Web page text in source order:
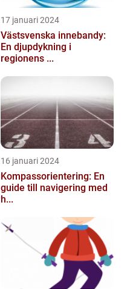
17 januari 2024
Västsvenska innebandy:
En djupdykning i
regionens ...
16 januari 2024
Kompassorientering: En
guide till navigering med
h...